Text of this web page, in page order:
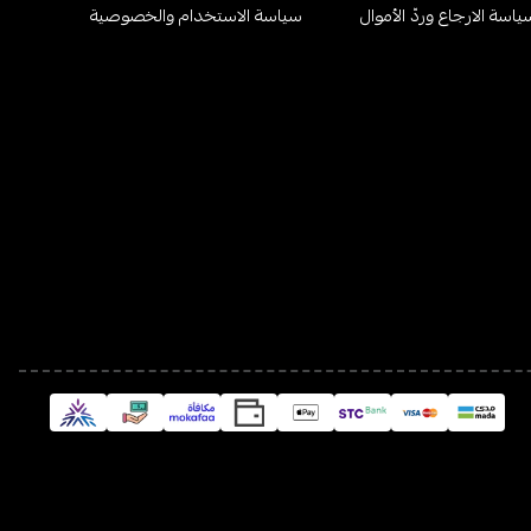
الارجاع وردّ الأموال سياسة الاستخدام والخصوصية